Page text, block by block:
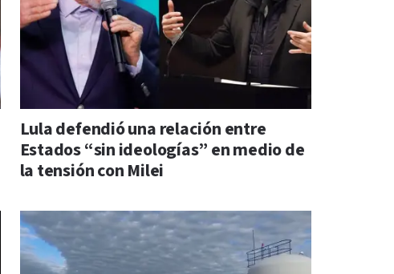
Lula defendió una relación entre
Estados “sin ideologías” en medio de
la tensión con Milei